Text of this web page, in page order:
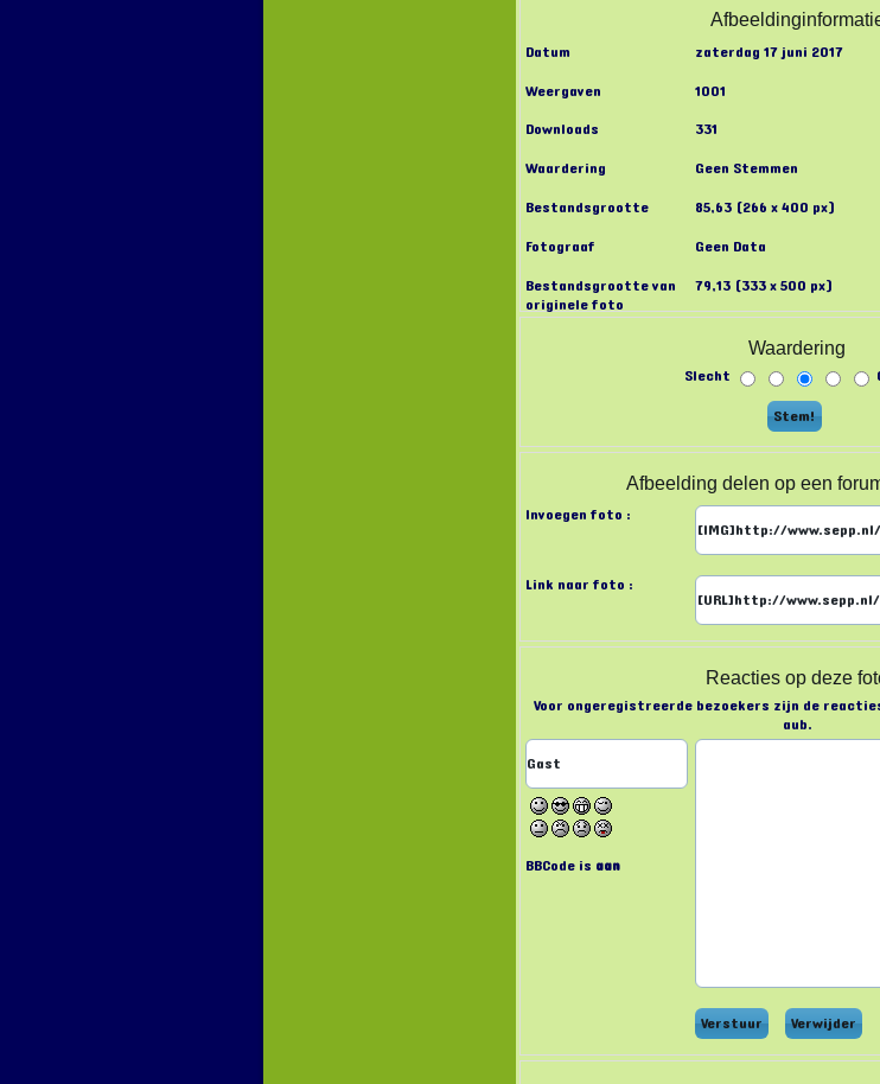
Datum
zaterdag 17 juni 2017
Weergaven
1001
Downloads
331
Waardering
Geen Stemmen
Bestandsgrootte
85,63 (266 x 400 px)
Fotograaf
Geen Data
Bestandsgrootte van
originele foto
79,13 (333 x 500 px)
Waardering
Slecht
Afbeelding delen op een
Invoegen foto :
Link naar foto :
Reacties op deze
Voor ongeregistreerde bezoekers zijn de
aub.
BBCode is aan